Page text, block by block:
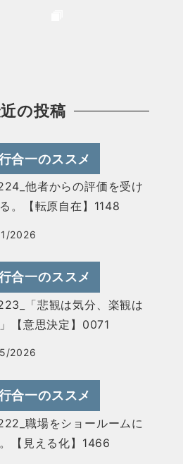
の投稿
合一のススメ
他者からの評価を受け
。【転原自在】1148
2026
合一のススメ
「悲観は気分、楽観は
【意思決定】0071
2026
合一のススメ
職場をショールームに
【見える化】1466